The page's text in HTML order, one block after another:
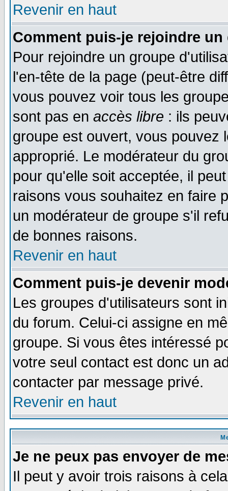
Revenir en haut
Comment puis-je rejoindre
Pour rejoindre un groupe
l'en-tête de la page (peut-être
vous pouvez voir tous les
sont pas en accès libre : ils
groupe est ouvert, vous pouvez
approprié. Le modérateur du
pour qu'elle soit acceptée, il
raisons vous souhaitez en faire
un modérateur de groupe s'il
de bonnes raisons.
Revenir en haut
Comment puis-je devenir
Les groupes d'utilisateurs sont
du forum. Celui-ci assigne en
groupe. Si vous êtes intéressé
votre seul contact est donc un
contacter par message privé.
Revenir en haut
Je ne peux pas envoyer de
Il peut y avoir trois raisons à